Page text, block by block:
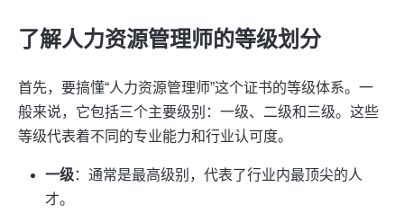
了解人力资源管理师的等级划分
首先，要搞懂“人力资源管理师”这个证书的等级体系。一
般来说，它包括三个主要级别：一级、二级和三级。这些
等级代表着不同的专业能力和行业认可度。
一级：通常是最高级别，代表了行业内最顶尖的人
才。